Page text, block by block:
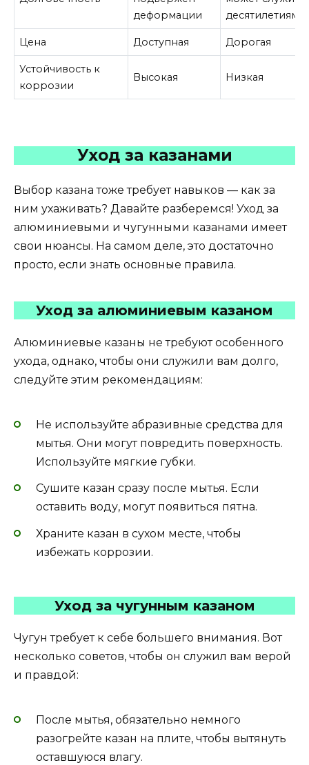
деформации
десятилетиями
Цена Доступная Дорогая
Устойчивость к
коррозии
Высокая Низкая
Уход за казанами
Выбор казана тоже требует навыков — как за
ним ухаживать? Давайте разберемся! Уход за
алюминиевыми и чугунными казанами имеет
свои нюансы. На самом деле, это достаточно
просто, если знать основные правила.
Уход за алюминиевым казаном
Алюминиевые казаны не требуют особенного
ухода, однако, чтобы они служили вам долго,
следуйте этим рекомендациям:
Не используйте абразивные средства для
мытья. Они могут повредить поверхность.
Используйте мягкие губки.
Сушите казан сразу после мытья. Если
оставить воду, могут появиться пятна.
Храните казан в сухом месте, чтобы
избежать коррозии.
Уход за чугунным казаном
Чугун требует к себе большего внимания. Вот
несколько советов, чтобы он служил вам верой
и правдой:
После мытья, обязательно немного
разогрейте казан на плите, чтобы вытянуть
оставшуюся влагу.